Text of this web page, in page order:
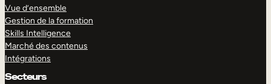
Vue d’ensemble
Gestion de la formation
Skills Intelligence
Marché des contenus
Intégrations
Secteurs